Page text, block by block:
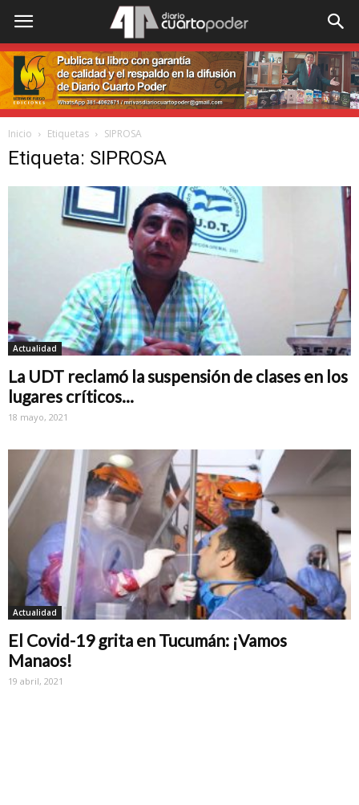
Inicio Etiquetas SIPROSA
Etiqueta: SIPROSA
Actualidad
La UDT reclamó la suspensión de clases en los
lugares críticos...
18 mayo, 2021
Actualidad
El Covid-19 grita en Tucumán: ¡Vamos
Manaos!
19 abril, 2021